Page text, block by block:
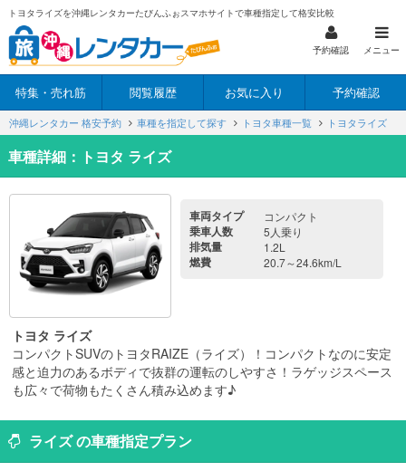
トヨタライズを沖縄レンタカーたびんふぉスマホサイトで車種指定して格安比較
予約確認 メニュー
特集・売れ筋 閲覧履歴 お気に入り 予約確認
沖縄レンタカー 格安予約 車種を指定して探す トヨタ車種一覧 トヨタライズ
車種詳細：トヨタ ライズ
車両タイプ コンパクト
乗車人数 5人乗り
排気量 1.2L
燃費 20.7～24.6km/L
トヨタ ライズ
コンパクトSUVのトヨタRAIZE（ライズ）！コンパクトなのに安定
感と迫力のあるボディで抜群の運転のしやすさ！ラゲッジスペース
も広々で荷物もたくさん積み込めます♪
ライズ の車種指定プラン